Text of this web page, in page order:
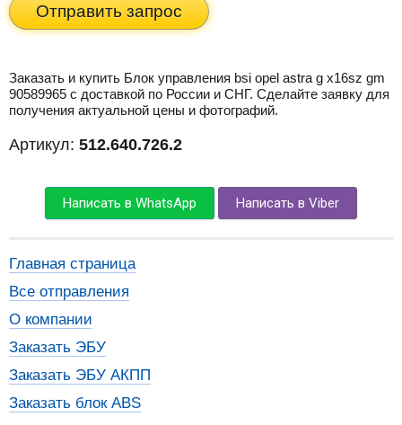
Отправить запрос
Заказать и купить Блок управления bsi opel astra g x16sz gm
90589965 с доставкой по России и СНГ. Сделайте заявку для
получения актуальной цены и фотографий.
Артикул: 512.640.726.2
Написать в WhatsApp Написать в Viber
Главная страница
Все отправления
О компании
Заказать ЭБУ
Заказать ЭБУ АКПП
Заказать блок ABS